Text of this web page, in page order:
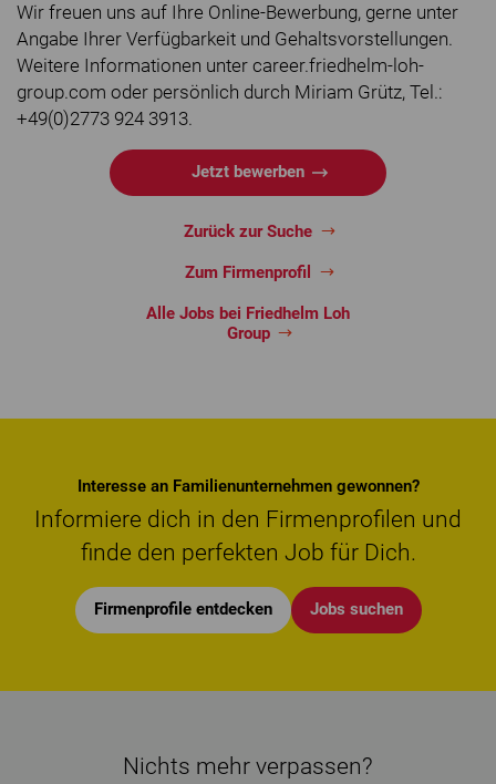
Wir freuen uns auf Ihre Online-Bewerbung, gerne unter
Angabe Ihrer Verfügbarkeit und Gehaltsvorstellungen.
Weitere Informationen unter career.friedhelm-loh-
group.com oder persönlich durch Miriam Grütz, Tel.:
+49(0)2773 924 3913.
Jetzt bewerben
Zurück zur Suche
Zum Firmenprofil
Alle Jobs bei Friedhelm Loh
Group
Interesse an Familienunternehmen gewonnen?
Informiere dich in den Firmenprofilen und
finde den perfekten Job für Dich.
Firmenprofile entdecken Jobs suchen
Nichts mehr verpassen?